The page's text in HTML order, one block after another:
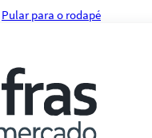
Pular para o rodapé